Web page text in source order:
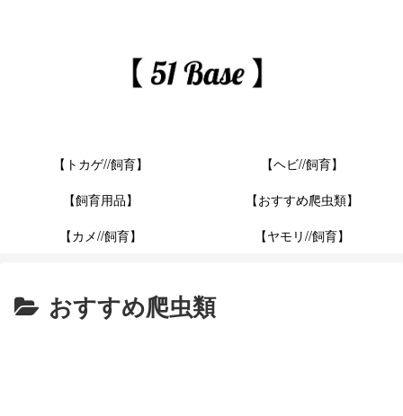
【トカゲ//飼育】
【ヘビ//飼育】
【飼育用品】
【おすすめ爬虫類】
【カメ//飼育】
【ヤモリ//飼育】
おすすめ爬虫類